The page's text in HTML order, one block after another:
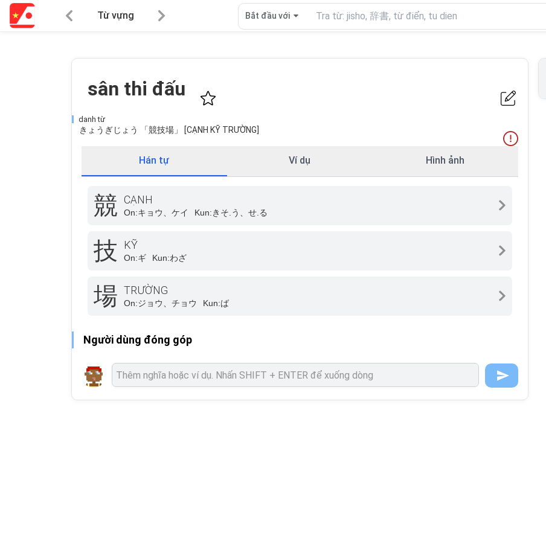
Từ vựng Bắt đầu với
sân thi đấu
danh từ
きょうぎじょう 「競技場」 [CẠNH KỸ TRƯỜNG]
Hán tự Ví dụ Hình ảnh
競 CẠNH
On:キョウ、ケイ Kun:きそ.う、せ.る
技 KỸ
On:ギ Kun:わざ
場 TRƯỜNG
On:ジョウ、チョウ Kun:ば
Người dùng đóng góp